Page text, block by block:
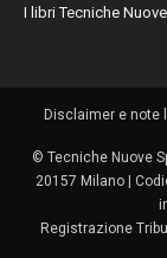
I libri Tecniche Nuove
Disclaimer e note
© Tecniche Nuove
20157 Milano |
Registrazione